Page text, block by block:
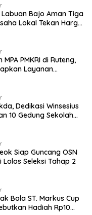
Bajo Aman Tiga
Lokal Tekan Harga
PMKRI di Ruteng,
Layanan
Dedikasi Winsesius
10 Gedung Sekolah
Siap Guncang OSN
Seleksi Tahap 2
Bola ST. Markus Cup
Hadiah Rp10